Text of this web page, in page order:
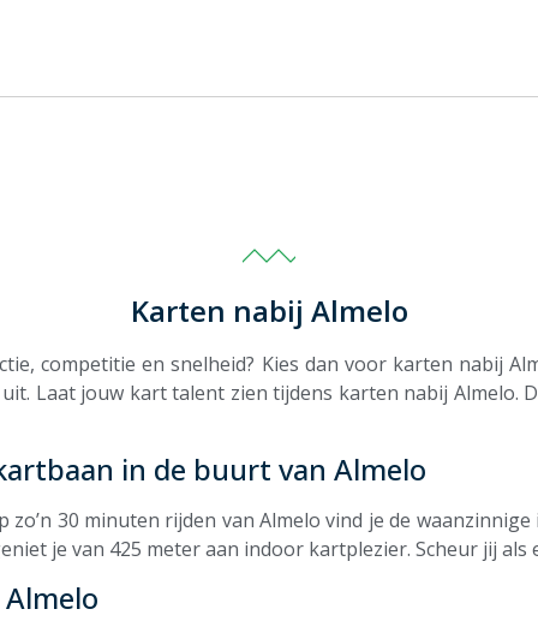
Karten nabij Almelo
competitie en snelheid? Kies dan voor karten nabij
uit. Laat jouw kart talent zien tijdens karten nabij Almelo.
in de buurt van Almelo
zo’n 30 minuten rijden van Almelo vind je de
je van 425 meter aan indoor kartplezier. Scheur jij als